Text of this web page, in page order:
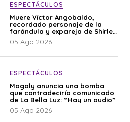
ESPECTÁCULOS
Muere Víctor Angobaldo,
recordado personaje de la
farándula y expareja de Shirley
Cherres
05 Ago 2026
ESPECTÁCULOS
Magaly anuncia una bomba
que contradeciría comunicado
de La Bella Luz: “Hay un audio”
05 Ago 2026